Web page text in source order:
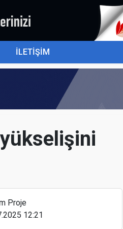
İLETİŞİM
Proje
12:21
Tur Operatörü Alanya’ya